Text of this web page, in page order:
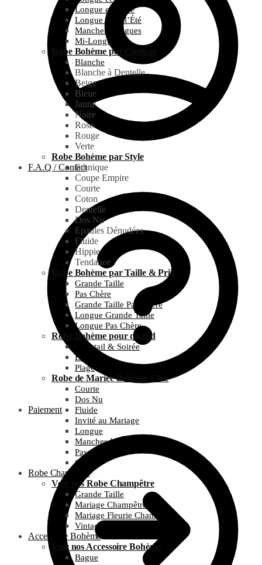
F.A.Q / Contact
Paiement
Longue et Noire
Longue pour l’Été
Manches Longues
Mi-Longue
Robe Bohème par Couleur
Blanche
Blanche à Dentelle
Beige
Bleue
Jaune
Noire
Rose
Rouge
Verte
Robe Bohème par Style
Ethnique
Coupe Empire
Courte
Coton
Dentelle
Dos Nu
Epaules Dénudées
Fluide
Hippie
Tendance
Robe Bohème par Taille & Prix
Grande Taille
Pas Chère
Grande Taille Pas Chère
Longue Grande Taille
Longue Pas Chère
Robe Bohème pour quand
Cocktail & Soirée
Été
Plage
Robe de Mariée Bohème Chic
Courte
Dos Nu
Fluide
Invité au Mariage
Longue
Manches Longues
Pas Chère
Simple
Robe Champêtre
Voir nos Robe Champêtre
Grande Taille
Mariage Champêtre
Mariage Fleurie Champêtre
Vintage et Guinguette
Accessoire Bohème
Voir nos Accessoire Bohème
Bague